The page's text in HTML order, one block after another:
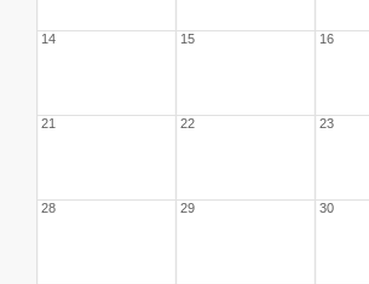
14 15 16
21 22 23
28 29 30